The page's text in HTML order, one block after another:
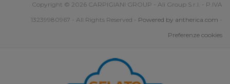
Copyright © 2026 CARPIGIANI GROUP - Ali Group S.r.l. - P.IVA
13239980967 - All Rights Reserved - Powered by antherica.com -
Preferenze cookies